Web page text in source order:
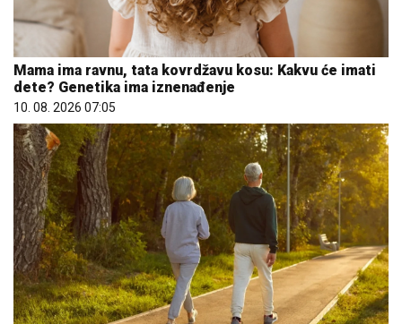
Mama ima ravnu, tata kovrdžavu kosu: Kakvu će imati
dete? Genetika ima iznenađenje
10. 08. 2026 07:05